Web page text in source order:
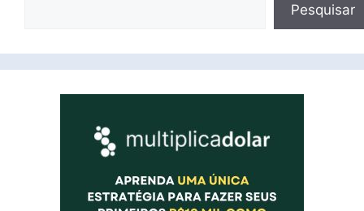
Pesquisar